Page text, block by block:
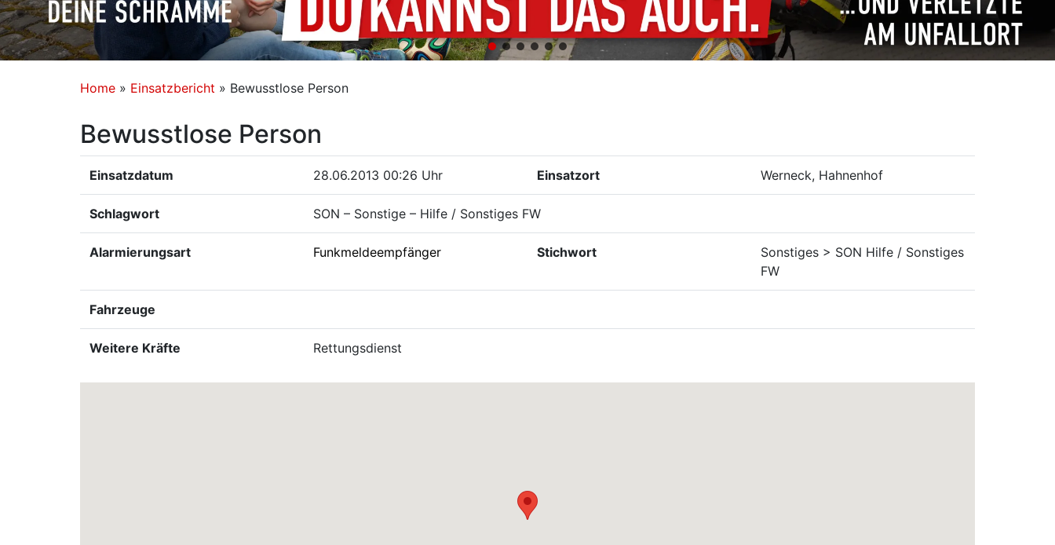
Home » Einsatzbericht » Bewusstlose Person
Bewusstlose Person
Einsatzdatum 28.06.2013 00:26 Uhr Einsatzort Werneck, Hahnenhof
Schlagwort SON – Sonstige – Hilfe / Sonstiges FW
Alarmierungsart Funkmeldeempfänger Stichwort
Sonstiges > SON Hilfe / Sonstiges
FW
Fahrzeuge
Weitere Kräfte Rettungsdienst